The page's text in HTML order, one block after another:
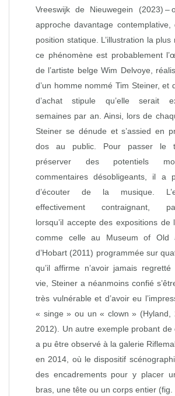
Vreeswijk de Nieuwegein (2023) –
approche davantage contemplative,
position statique. L’illustration la plus
ce phénomène est probablement
de l’artiste belge Wim Delvoye,
d’un homme nommé Tim Steiner, et
d’achat stipule qu’elle serait
semaines par an. Ainsi, lors de
Steiner se dénude et s’assied en
dos au public. Pour passer le
préserver des potentiels
commentaires désobligeants, il a
d’écouter de la musique.
effectivement contraignant,
lorsqu’il accepte des expositions de
comme celle au Museum of Old
d’Hobart (2011) programmée sur
qu’il affirme n’avoir jamais
vie, Steiner a néanmoins confié
très vulnérable et d’avoir eu
« singe » ou un « clown » (Hyland,
2012). Un autre exemple probant de
a pu être observé à la galerie
en 2014, où le dispositif
des encadrements pour y placer
bras, une tête ou un corps entier (fig.